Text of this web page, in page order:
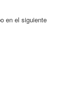
en el siguiente